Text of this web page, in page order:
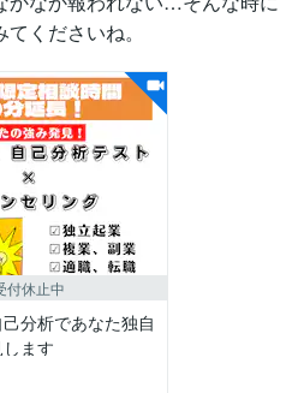
くださいね。
付休止中
分析であなた独自
ます